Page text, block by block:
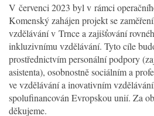
V červenci 2023 byl v rámci
Komenský zahájen projekt se
vzdělávání v Trnce a zajišťování
inkluzivnímu vzdělávání. Tyto cíle
prostřednictvím personální podpory
asistenta), osobnostně sociálním a
ve vzdělávání a inovativním
spolufinancován Evropskou unií. Za
děkujeme.